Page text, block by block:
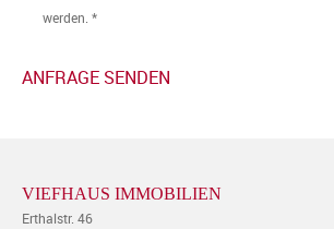
werden. *
VIEFHAUS IMMOBILIEN
Erthalstr. 46